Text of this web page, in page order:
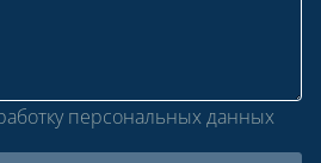
персональных данных